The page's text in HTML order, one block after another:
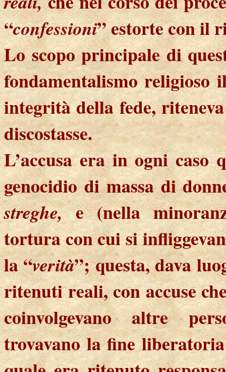
“confessioni” estorte con il
Lo scopo principale di
fondamentalismo religioso
integrità della fede,
discostasse.
L’accusa era in ogni caso
genocidio di massa di
streghe,e (nella
tortura con cui si
la “verità”; questa, dava
ritenuti reali, con accuse
coinvolgevano altre
trovavano la fine